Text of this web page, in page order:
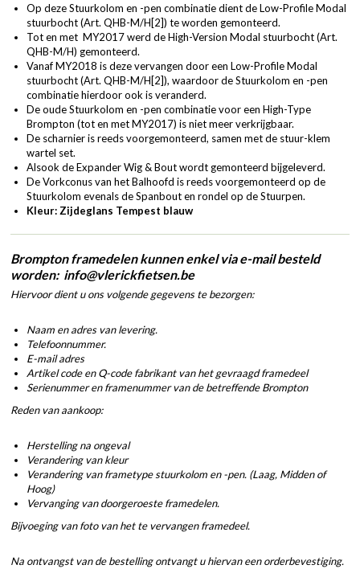
Op deze Stuurkolom en -pen combinatie dient de Low-Profile Modal
stuurbocht (Art. QHB-M/H[2]) te worden gemonteerd.
Tot en met MY2017 werd de High-Version Modal stuurbocht (Art.
QHB-M/H) gemonteerd.
Vanaf MY2018 is deze vervangen door een Low-Profile Modal
stuurbocht (Art. QHB-M/H[2]), waardoor de Stuurkolom en -pen
combinatie hierdoor ook is veranderd.
De oude Stuurkolom en -pen combinatie voor een High-Type
Brompton (tot en met MY2017) is niet meer verkrijgbaar.
De scharnier is reeds voorgemonteerd, samen met de stuur-klem
wartel set.
Alsook de Expander Wig & Bout wordt gemonteerd bijgeleverd.
De Vorkconus van het Balhoofd is reeds voorgemonteerd op de
Stuurkolom evenals de Spanbout en rondel op de Stuurpen.
Kleur: Zijdeglans Tempest blauw
Brompton framedelen kunnen enkel via e-mail besteld
worden: info@vlerickfietsen.be
Hiervoor dient u ons volgende gegevens te bezorgen:
Naam en adres van levering.
Telefoonnummer.
E-mail adres
Artikel code en Q-code fabrikant van het gevraagd framedeel
Serienummer en framenummer van de betreffende Brompton
Reden van aankoop:
Herstelling na ongeval
Verandering van kleur
Verandering van frametype stuurkolom en -pen. (Laag, Midden of
Hoog)
Vervanging van doorgeroeste framedelen.
Bijvoeging van foto van het te vervangen framedeel.
Na ontvangst van de bestelling ontvangt u hiervan een orderbevestiging.